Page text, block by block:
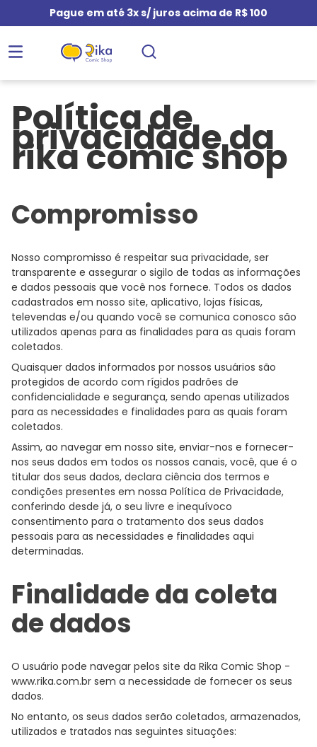
Pague em até 3x s/ juros acima de R$ 100
Política de
privacidade da
rika comic shop
Compromisso
Nosso compromisso é respeitar sua privacidade, ser
transparente e assegurar o sigilo de todas as informações
e dados pessoais que você nos fornece. Todos os dados
cadastrados em nosso site, aplicativo, lojas físicas,
televendas e/ou quando você se comunica conosco são
utilizados apenas para as finalidades para as quais foram
coletados.
Quaisquer dados informados por nossos usuários são
protegidos de acordo com rígidos padrões de
confidencialidade e segurança, sendo apenas utilizados
para as necessidades e finalidades para as quais foram
coletados.
Assim, ao navegar em nosso site, enviar-nos e fornecer-
nos seus dados em todos os nossos canais, você, que é o
titular dos seus dados, declara ciência dos termos e
condições presentes em nossa Política de Privacidade,
conferindo desde já, o seu livre e inequívoco
consentimento para o tratamento dos seus dados
pessoais para as necessidades e finalidades aqui
determinadas.
Finalidade da coleta
de dados
O usuário pode navegar pelos site da Rika Comic Shop -
www.rika.com.br sem a necessidade de fornecer os seus
dados.
No entanto, os seus dados serão coletados, armazenados,
utilizados e tratados nas seguintes situações: